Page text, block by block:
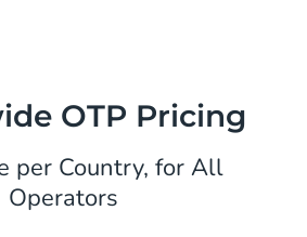
OTP Pricing
per Country, for All
Operators